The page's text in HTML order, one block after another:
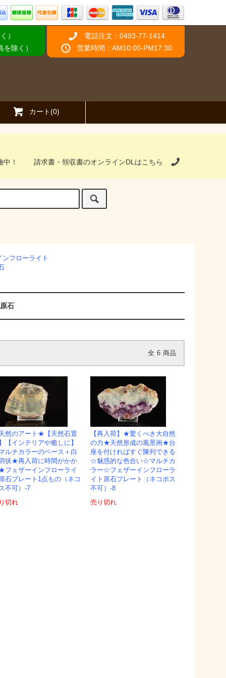
）
除く）
電話注文：0493-77-1414
営業時間：AM10:00-PM17:30
カート(0)
！ 請求書・領収書のオンラインDLはこちら
フローライト
石
全 6 商品
然のアート★【天然石置
【インテリアや癒しに】
ルチカラーのベース＋白
状★再入荷に時間がかか
フェザーインフローライ
原石プレート1点もの（ネコ
不可）-7
切れ
【再入荷】★驚くべき大自然
の力★天然形成の風景画★台
座を付ければすぐ陳列できる
☆魅惑的な色合い☆マルチカ
ラー☆フェザーインフローラ
イト原石プレート（ネコポス
不可）-8
売り切れ